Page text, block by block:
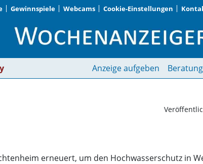
Gewinnspiele Webcams Cookie-Einstellungen
|
Anzeige aufgeben
erneuert, um den Hochwasserschutz in